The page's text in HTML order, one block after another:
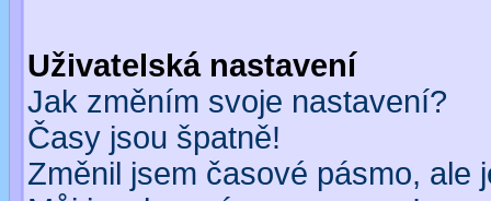
Uživatelská nastavení
Jak změním svoje nastavení?
Časy jsou špatně!
Změnil jsem časové pásmo, ale